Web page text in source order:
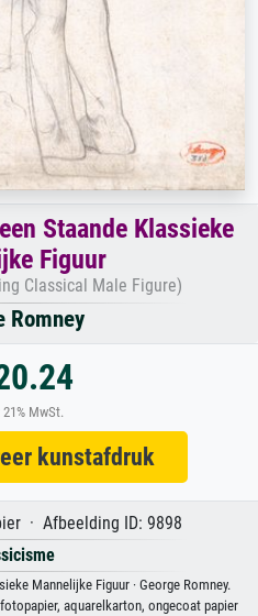
Staande Klassieke
Figuur
Classical Male Figure)
Romney
MwSt.
kunstafdruk
· Afbeelding ID: 9898
Mannelijke Figuur · George Romney.
aquarelkarton, ongecoat papier